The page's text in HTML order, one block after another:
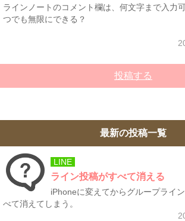
ラインノートのコメント欄は、何文字まで入力
つでも無限にできる？
投稿する
最新の投稿一覧
LINE
ライン投稿がすべて消える
iPhoneに変えてからグループライ
べて消えてしまう。